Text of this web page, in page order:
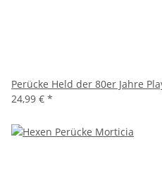
Perücke Held der 80er Jahre
24,99 € *